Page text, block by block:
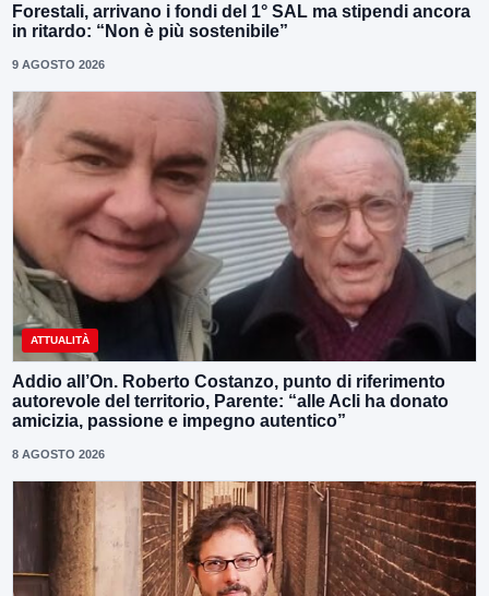
Forestali, arrivano i fondi del 1° SAL ma stipendi ancora
in ritardo: “Non è più sostenibile”
9 AGOSTO 2026
ATTUALITÀ
Addio all’On. Roberto Costanzo, punto di riferimento
autorevole del territorio, Parente: “alle Acli ha donato
amicizia, passione e impegno autentico”
8 AGOSTO 2026